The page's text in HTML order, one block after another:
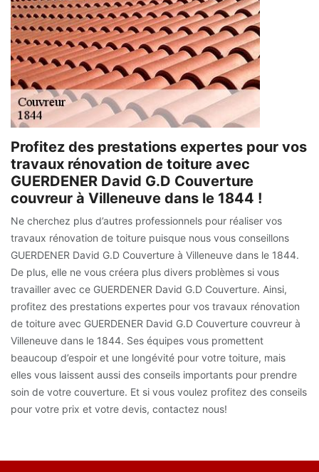
Profitez des prestations expertes pour vos
travaux rénovation de toiture avec
GUERDENER David G.D Couverture
couvreur à Villeneuve dans le 1844 !
Ne cherchez plus d’autres professionnels pour réaliser vos
travaux rénovation de toiture puisque nous vous conseillons
GUERDENER David G.D Couverture à Villeneuve dans le 1844.
De plus, elle ne vous créera plus divers problèmes si vous
travailler avec ce GUERDENER David G.D Couverture. Ainsi,
profitez des prestations expertes pour vos travaux rénovation
de toiture avec GUERDENER David G.D Couverture couvreur à
Villeneuve dans le 1844. Ses équipes vous promettent
beaucoup d’espoir et une longévité pour votre toiture, mais
elles vous laissent aussi des conseils importants pour prendre
soin de votre couverture. Et si vous voulez profitez des conseils
pour votre prix et votre devis, contactez nous!